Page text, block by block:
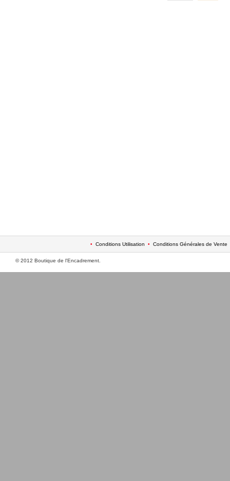
• Conditions Utilisation • Conditions Générales de Vente
© 2012 Boutique de l'Encadrement.